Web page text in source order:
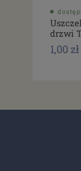
drzwi
1,00 zł